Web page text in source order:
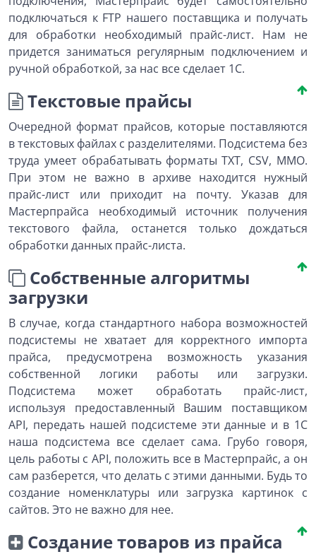
подключаться к FTP нашего поставщика и получать
для обработки необходимый прайс-лист. Нам не
придется заниматься регулярным подключением и
ручной обработкой, за нас все сделает 1С.
Текстовые прайсы
Очередной формат прайсов, которые поставляются
в текстовых файлах с разделителями. Подсистема без
труда умеет обрабатывать форматы TXT, CSV, MMO.
При этом не важно в архиве находится нужный
прайс-лист или приходит на почту. Указав для
Мастерпрайса необходимый источник получения
текстового файла, останется только дождаться
обработки данных прайс-листа.
Собственные алгоритмы
загрузки
В случае, когда стандартного набора возможностей
подсистемы не хватает для корректного импорта
прайса, предусмотрена возможность указания
собственной логики работы или загрузки.
Подсистема может обработать прайс-лист,
используя предоставленный Вашим поставщиком
API, передать нашей подсистеме эти данные и в 1С
наша подсистема все сделает сама. Грубо говоря,
цель работы с API, положить все в Мастерпрайс, а он
сам разберется, что делать с этими данными. Будь то
создание номенклатуры или загрузка картинок с
сайтов. Это не важно для нее.
Создание товаров из прайса